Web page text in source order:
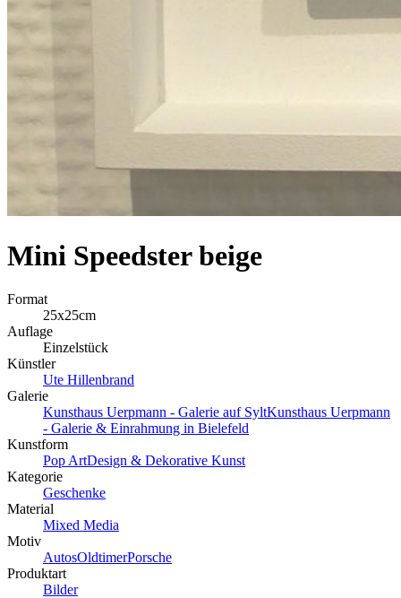
Mini Speedster beige
Format
25x25cm
Auflage
Einzelstück
Künstler
Ute Hillenbrand
Galerie
Kunsthaus Uerpmann - Galerie auf SyltKunsthaus Uerpmann
- Galerie & Einrahmung in Bielefeld
Kunstform
Pop ArtDesign & Dekorative Kunst
Kategorie
Geschenke
Material
Mixed Media
Motiv
AutosOldtimerPorsche
Produktart
Bilder